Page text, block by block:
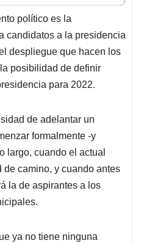
político es la
candidatos a la presidencia
despliegue que hacen los
posibilidad de definir
para 2022.
de adelantar un
formalmente -y
largo, cuando el actual
camino, y cuando antes
la de aspirantes a los
ya no tiene ninguna